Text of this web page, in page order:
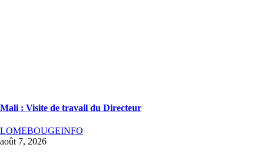
Mali : Visite de travail du Directeur
LOMEBOUGEINFO
août 7, 2026